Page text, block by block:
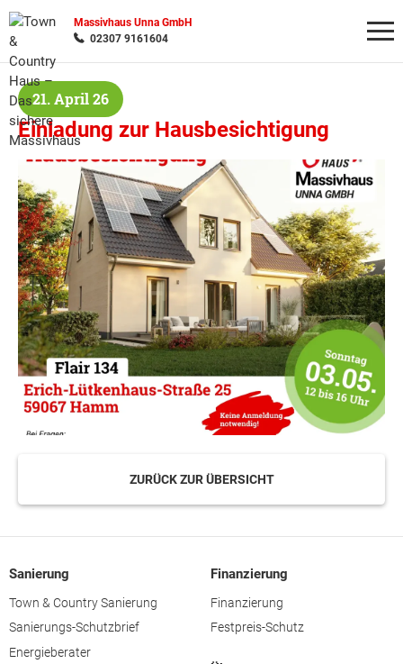
Massivhaus Unna GmbH
02307 9161604
21. April 26
Einladung zur Hausbesichtigung
ZURÜCK ZUR ÜBERSICHT
Sanierung
Town & Country Sanierung
Sanierungs-Schutzbrief
Energieberater
Finanzierung
Finanzierung
Festpreis-Schutz
Wonach möchten Sie suchen?